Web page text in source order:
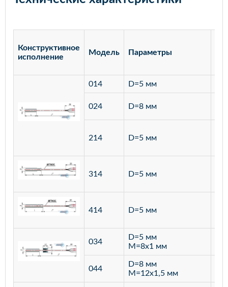
Конструктивное
исполнение
Модель Параметры
014 D=5 мм
024 D=8 мм
214 D=5 мм
314 D=5 мм
414 D=5 мм
034
D=5 мм
M=8х1 мм
044
D=8 мм
M=12х1,5 мм